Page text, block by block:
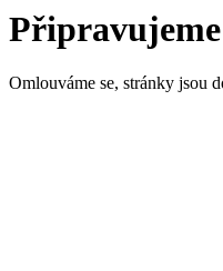
Omlouváme se, stránky jsou